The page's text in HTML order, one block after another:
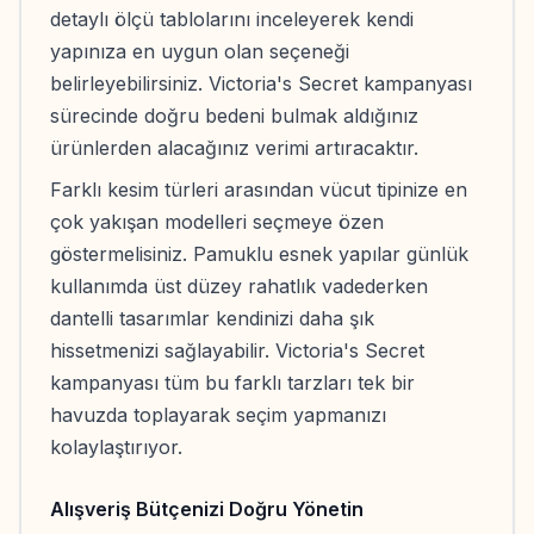
detaylı ölçü tablolarını inceleyerek kendi
yapınıza en uygun olan seçeneği
belirleyebilirsiniz. Victoria's Secret kampanyası
sürecinde doğru bedeni bulmak aldığınız
ürünlerden alacağınız verimi artıracaktır.
Farklı kesim türleri arasından vücut tipinize en
çok yakışan modelleri seçmeye özen
göstermelisiniz. Pamuklu esnek yapılar günlük
kullanımda üst düzey rahatlık vadederken
dantelli tasarımlar kendinizi daha şık
hissetmenizi sağlayabilir. Victoria's Secret
kampanyası tüm bu farklı tarzları tek bir
havuzda toplayarak seçim yapmanızı
kolaylaştırıyor.
Alışveriş Bütçenizi Doğru Yönetin